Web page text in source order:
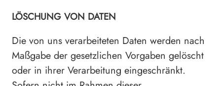
LÖSCHUNG VON DATEN
Die von uns verarbeiteten Daten werden nach
Maßgabe der gesetzlichen Vorgaben gelöscht
oder in ihrer Verarbeitung eingeschränkt.